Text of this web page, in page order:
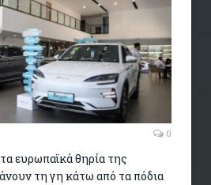
0
ευρωπαϊκά θηρία της
τη γη κάτω από τα πόδια